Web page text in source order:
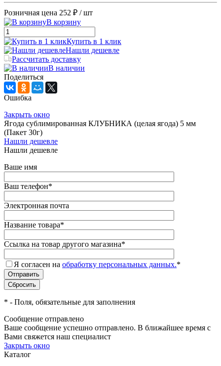
Розничная цена 252 ₽ / шт
В корзину
Купить в 1 клик
Нашли дешевле
Рассчитать доставку
В наличии
Поделиться
Ошибка
Закрыть окно
Ягода сублимированная КЛУБНИКА (целая ягода) 5 мм
(Пакет 30г)
Нашли дешевле
Нашли дешевле
Ваше имя
Ваш телефон*
Электронная почта
Название товара*
Ссылка на товар другого магазина*
Я согласен на обработку персональных данных.*
* - Поля, обязательные для заполнения
Сообщение отправлено
Ваше сообщение успешно отправлено. В ближайшее время с
Вами свяжется наш специалист
Закрыть окно
Каталог